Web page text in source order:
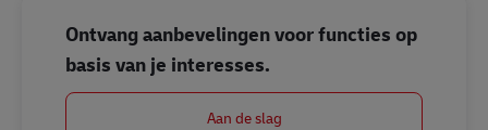
Ontvang aanbevelingen voor functies op
basis van je interesses.
Aan de slag